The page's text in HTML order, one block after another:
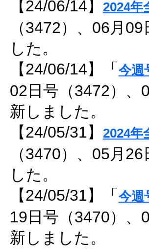
【24/06/14】 2024年
（3472）、06月
した。
【24/06/14】「 今週
02日号（3472）、
新しました。
【24/05/31】 2024年
（3470）、05月
した。
【24/05/31】「 今週
19日号（3470）、
新しました。